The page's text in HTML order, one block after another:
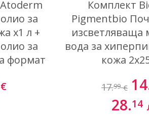
за
х1 л +
за
формат
€
Комплект
Pigmentbio
изсветляваща
вода за
кожа
17.99 €
28.14